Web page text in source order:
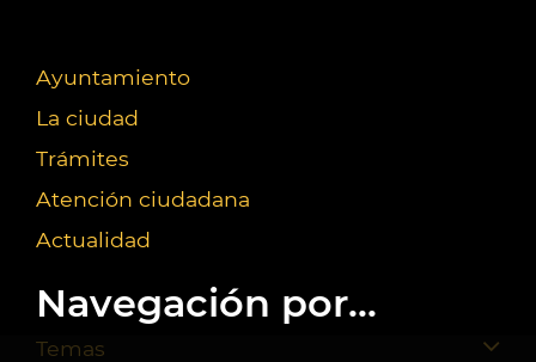
Ayuntamiento
La ciudad
Trámites
Atención ciudadana
Actualidad
Navegación por...
Temas